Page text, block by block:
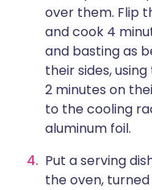
over them. Flip
and cook 4
and basting as
their sides,
2 minutes on
to the cooling
aluminum foil.
Put a serving
the oven, turned